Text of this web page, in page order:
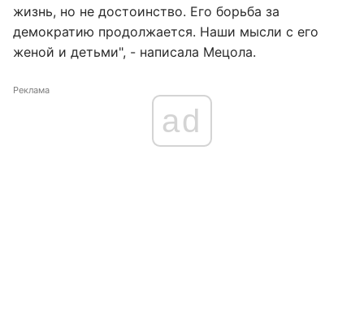
жизнь, но не достоинство. Его борьба за
демократию продолжается. Наши мысли с его
женой и детьми", - написала Мецола.
Реклама
ad